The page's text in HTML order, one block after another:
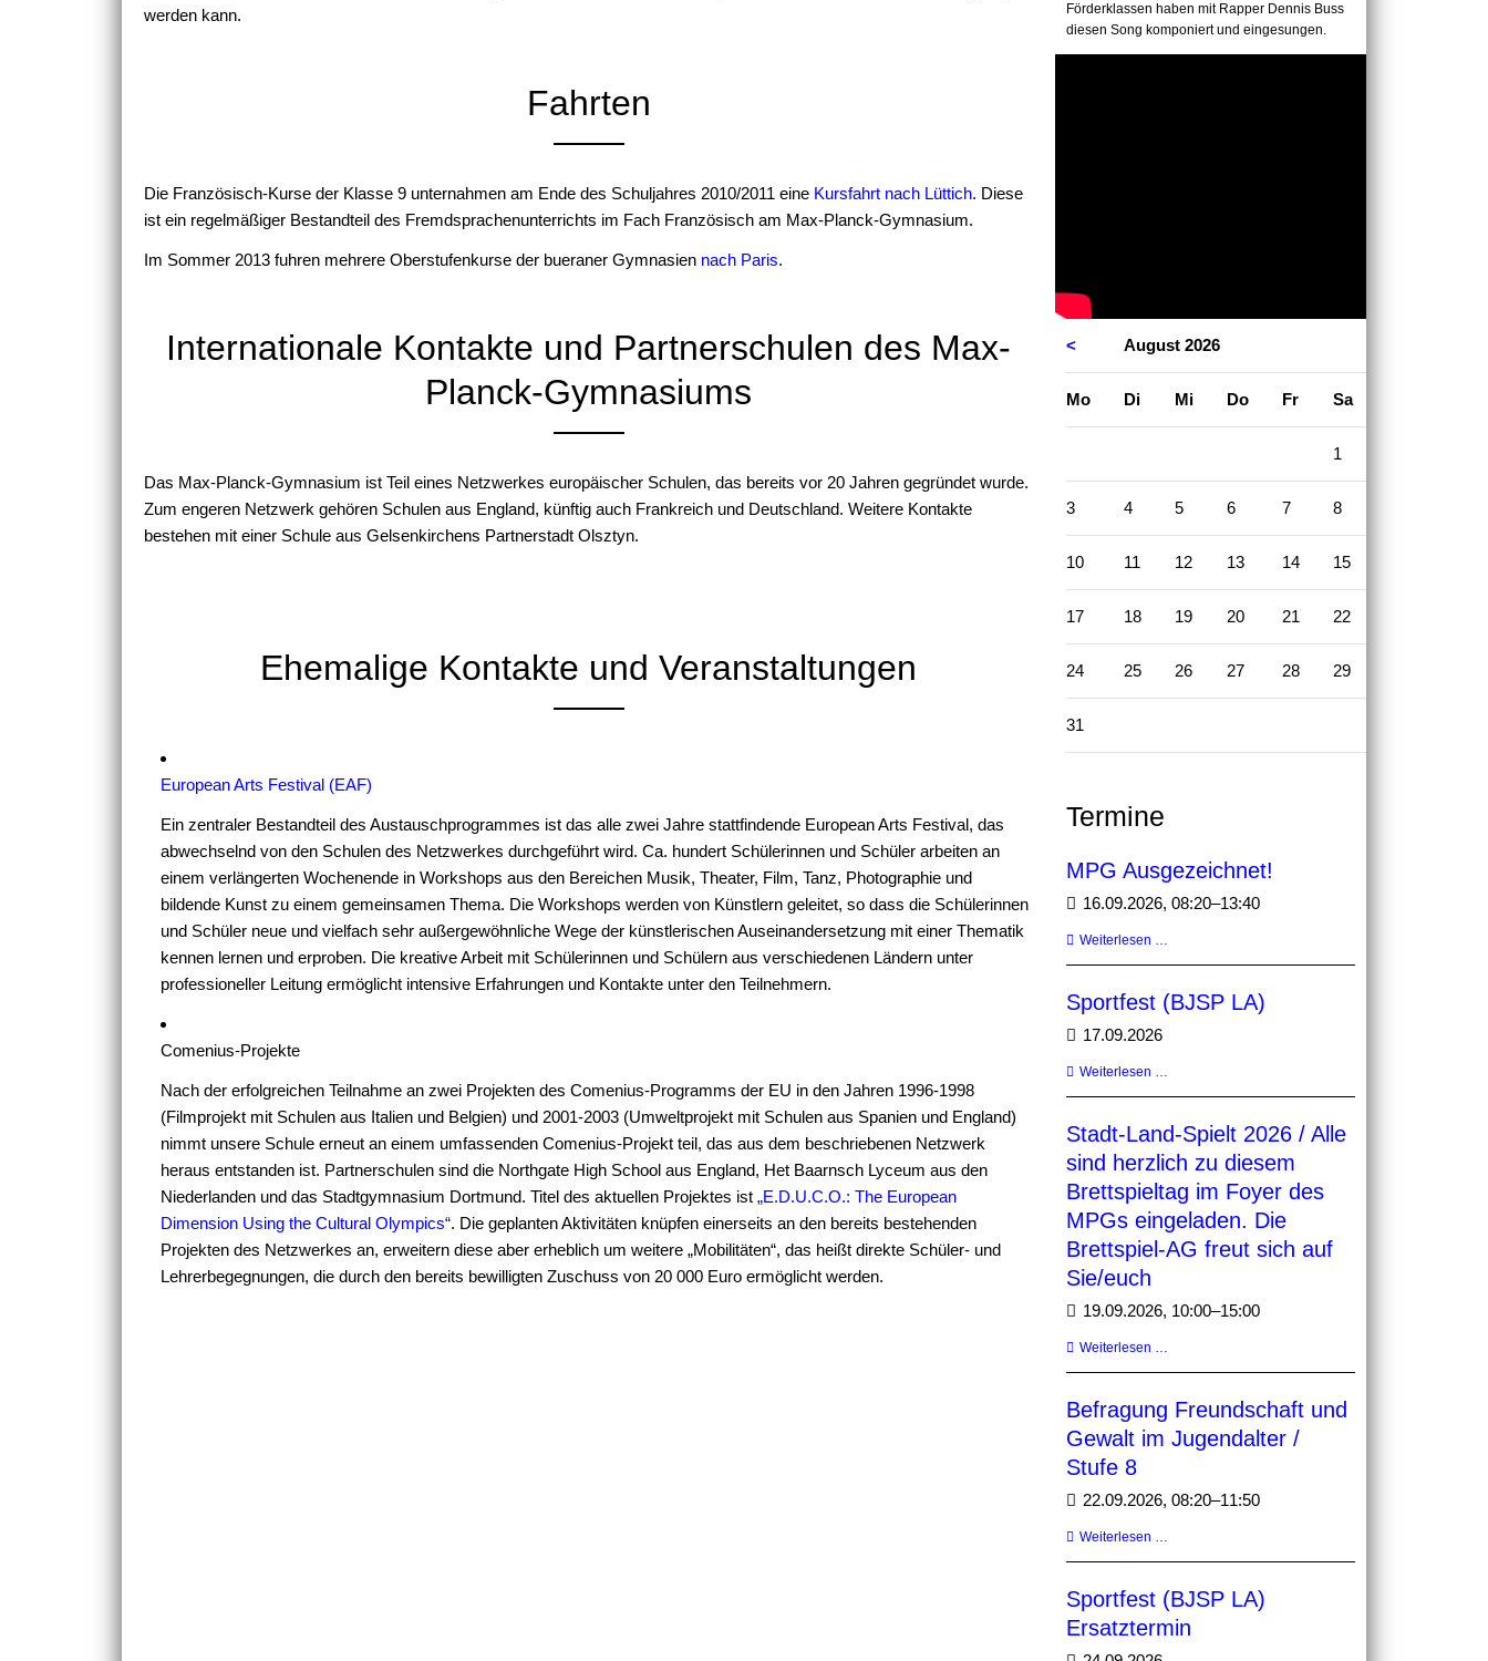
werden kann.
Fahrten
Die Französisch-Kurse der Klasse 9 unternahmen am Ende des Schuljahres 2010/2011 eine Kursfahrt nach Lüttich. Diese
ist ein regelmäßiger Bestandteil des Fremdsprachenunterrichts im Fach Französisch am Max-Planck-Gymnasium.
Im Sommer 2013 fuhren mehrere Oberstufenkurse der bueraner Gymnasien nach Paris.
Internationale Kontakte und Partnerschulen des Max-
Planck-Gymnasiums
Das Max-Planck-Gymnasium ist Teil eines Netzwerkes europäischer Schulen, das bereits vor 20 Jahren gegründet wurde.
Zum engeren Netzwerk gehören Schulen aus England, künftig auch Frankreich und Deutschland. Weitere Kontakte
bestehen mit einer Schule aus Gelsenkirchens Partnerstadt Olsztyn.
Ehemalige Kontakte und Veranstaltungen
European Arts Festival (EAF)
Ein zentraler Bestandteil des Austauschprogrammes ist das alle zwei Jahre stattfindende European Arts Festival, das
abwechselnd von den Schulen des Netzwerkes durchgeführt wird. Ca. hundert Schülerinnen und Schüler arbeiten an
einem verlängerten Wochenende in Workshops aus den Bereichen Musik, Theater, Film, Tanz, Photographie und
bildende Kunst zu einem gemeinsamen Thema. Die Workshops werden von Künstlern geleitet, so dass die Schülerinnen
und Schüler neue und vielfach sehr außergewöhnliche Wege der künstlerischen Auseinandersetzung mit einer Thematik
kennen lernen und erproben. Die kreative Arbeit mit Schülerinnen und Schülern aus verschiedenen Ländern unter
professioneller Leitung ermöglicht intensive Erfahrungen und Kontakte unter den Teilnehmern.
Comenius-Projekte
Nach der erfolgreichen Teilnahme an zwei Projekten des Comenius-Programms der EU in den Jahren 1996-1998
(Filmprojekt mit Schulen aus Italien und Belgien) und 2001-2003 (Umweltprojekt mit Schulen aus Spanien und England)
nimmt unsere Schule erneut an einem umfassenden Comenius-Projekt teil, das aus dem beschriebenen Netzwerk
heraus entstanden ist. Partnerschulen sind die Northgate High School aus England, Het Baarnsch Lyceum aus den
Niederlanden und das Stadtgymnasium Dortmund. Titel des aktuellen Projektes ist „E.D.U.C.O.: The European
Dimension Using the Cultural Olympics“. Die geplanten Aktivitäten knüpfen einerseits an den bereits bestehenden
Projekten des Netzwerkes an, erweitern diese aber erheblich um weitere „Mobilitäten“, das heißt direkte Schüler- und
Lehrerbegegnungen, die durch den bereits bewilligten Zuschuss von 20 000 Euro ermöglicht werden.
Förderklassen haben mit Rapper Dennis Buss
diesen Song komponiert und eingesungen.
< August 2026
Montag Dienstag
Mittwoch
Donnerstag
FreitagSamstag
1
3 4 5 6 7 8
10 11 12 13 14 15
17 18 19 20 21 22
24 25 26 27 28 29
31
Termine
MPG Ausgezeichnet!
16.09.2026, 08:20–13:40
Weiterlesen …
Sportfest (BJSP LA)
17.09.2026
Weiterlesen …
Stadt-Land-Spielt 2026 / Alle
sind herzlich zu diesem
Brettspieltag im Foyer des
MPGs eingeladen. Die
Brettspiel-AG freut sich auf
Sie/euch
19.09.2026, 10:00–15:00
Weiterlesen …
2026
herzlich
Foyer
des
Befragung Freundschaft und
Gewalt im Jugendalter /
Stufe 8
22.09.2026, 08:20–11:50
Weiterlesen …
Gewalt
im
Sportfest (BJSP LA)
Ersatztermin